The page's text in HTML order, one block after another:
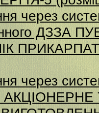
через
ДЗЗА
через